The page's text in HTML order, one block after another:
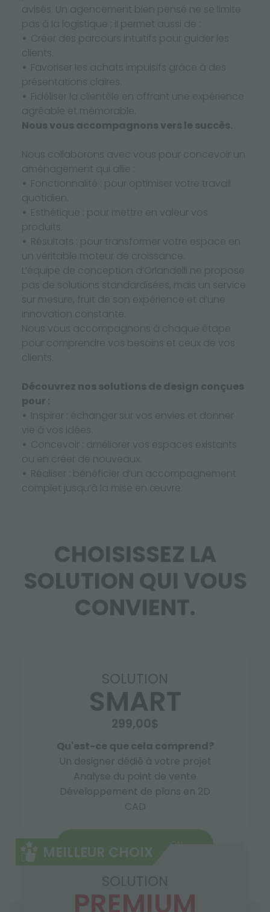
avisés. Un agencement bien pensé ne se limite
pas à la logistique ; il permet aussi de :
Créer des parcours intuitifs pour guider les
clients.
Favoriser les achats impulsifs grâce à des
présentations claires.
Fidéliser la clientèle en offrant une expérience
agréable et mémorable.
Nous vous accompagnons vers le succès.
Nous collaborons avec vous pour concevoir un
aménagement qui allie :
Fonctionnalité : pour optimiser votre travail
quotidien.
Esthétique : pour mettre en valeur vos
produits.
Résultats : pour transformer votre espace en
un véritable moteur de croissance.
L’équipe de conception d’Orlandelli ne propose
pas de solutions standardisées, mais un service
sur mesure, fruit de son expérience et d’une
innovation constante.
Nous vous accompagnons à chaque étape
pour comprendre vos besoins et ceux de vos
clients.
Découvrez nos solutions de design conçues
pour :
Inspirer : échanger sur vos envies et donner
vie à vos idées.
Concevoir : améliorer vos espaces existants
ou en créer de nouveaux.
Réaliser : bénéficier d’un accompagnement
complet jusqu’à la mise en œuvre.
CHOISISSEZ LA
SOLUTION QUI VOUS
CONVIENT.
SOLUTION
SMART
299,00$
Qu'est-ce que cela comprend?
Un designer dédié à votre projet
Analyse du point de vente
Développement de plans en 2D
CAD
CHOISIR CETTE SOLUTION
MEILLEUR CHOIX
SOLUTION
PREMIUM